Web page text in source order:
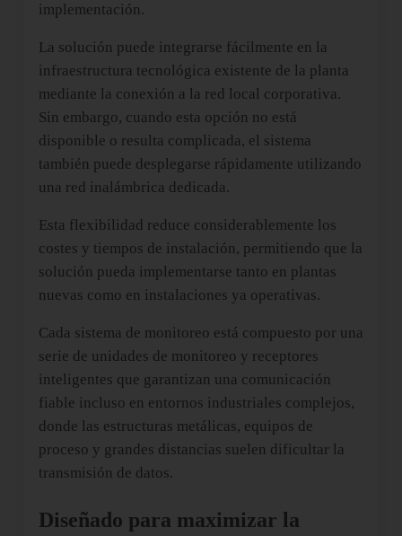
implementación.
La solución puede integrarse fácilmente en la
infraestructura tecnológica existente de la planta
mediante la conexión a la red local corporativa.
Sin embargo, cuando esta opción no está
disponible o resulta complicada, el sistema
también puede desplegarse rápidamente utilizando
una red inalámbrica dedicada.
Esta flexibilidad reduce considerablemente los
costes y tiempos de instalación, permitiendo que la
solución pueda implementarse tanto en plantas
nuevas como en instalaciones ya operativas.
Cada sistema de monitoreo está compuesto por una
serie de unidades de monitoreo y receptores
inteligentes que garantizan una comunicación
fiable incluso en entornos industriales complejos,
donde las estructuras metálicas, equipos de
proceso y grandes distancias suelen dificultar la
transmisión de datos.
Diseñado para maximizar la